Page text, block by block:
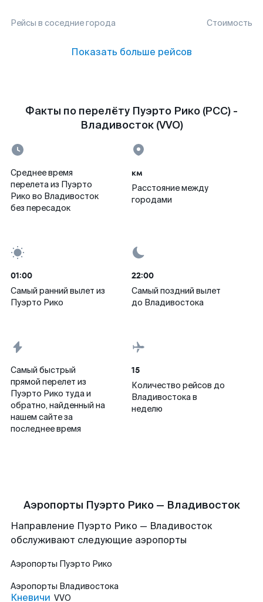
Рейсы в соседние города Стоимость
Показать больше рейсов
Факты по перелёту Пуэрто Рико (PCC) -
Владивосток (VVO)
Среднее время
перелета из Пуэрто
Рико во Владивосток
без пересадок
км
Расстояние между
городами
01:00
Самый ранний вылет из
Пуэрто Рико
22:00
Самый поздний вылет
до Владивостока
Самый быстрый
прямой перелет из
Пуэрто Рико туда и
обратно, найденный на
нашем сайте за
последнее время
15
Количество рейсов до
Владивостока в
неделю
Аэропорты Пуэрто Рико — Владивосток
Направление Пуэрто Рико — Владивосток
обслуживают следующие аэропорты
Аэропорты Пуэрто Рико
Аэропорты Владивостока
Кневичи VVO